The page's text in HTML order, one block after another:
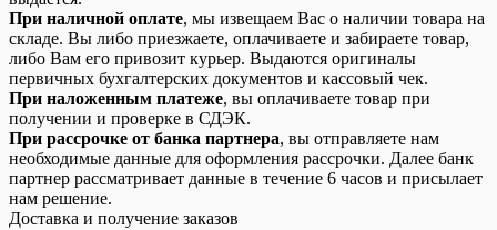
При наличной оплате, мы извещаем Вас о наличии товара на
складе. Вы либо приезжаете, оплачиваете и забираете товар,
либо Вам его привозит курьер. Выдаются оригиналы
первичных бухгалтерских документов и кассовый чек.
При наложенным платеже, вы оплачиваете товар при
получении и проверке в СДЭК.
При рассрочке от банка партнера, вы отправляете нам
необходимые данные для оформления рассрочки. Далее банк
партнер рассматривает данные в течение 6 часов и присылает
нам решение.
Доставка и получение заказов